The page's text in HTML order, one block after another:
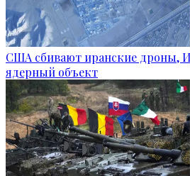
США сбивают иранские дроны,
ядерный объект